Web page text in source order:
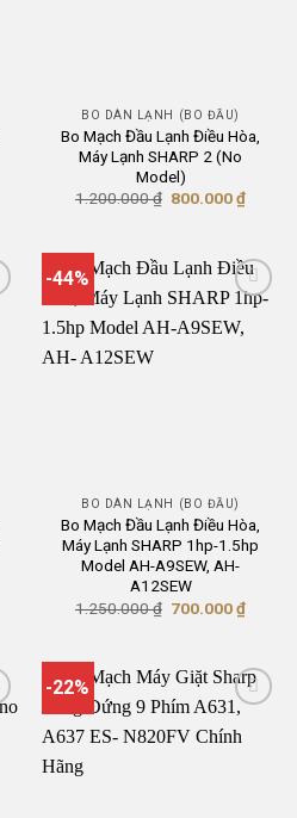
₫.
BO DÀN LẠNH (BO ĐẦU)
Bo Mạch Đầu Lạnh Điều Hòa,
Máy Lạnh SHARP 2 (No
Model)
1.200.000₫ Giá
800.000₫Giá
-44%
BO DÀN LẠNH (BO ĐẦU)
Bo Mạch Đầu Lạnh Điều Hòa,
Máy Lạnh SHARP 1hp-1.5hp
Model AH-A9SEW, AH-
A12SEW
1.250.000₫ Giá
700.000₫Giá
-22%